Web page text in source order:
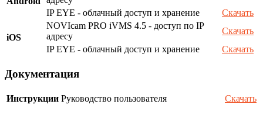
IP EYE - облачный доступ и хранение
Скачать
iOS
NOVIcam PRO iVMS 4.5 - доступ по IP
адресу
Скачать
IP EYE - облачный доступ и хранение
Скачать
Документация
Инструкции Руководство пользователя Скачать